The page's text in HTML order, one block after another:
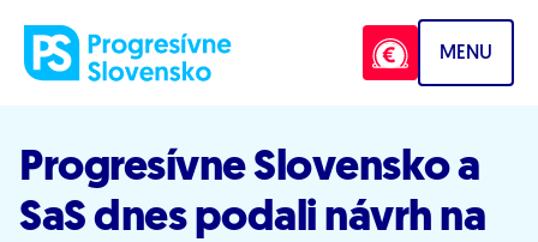
MENU
Progresívne Slovensko a
SaS dnes podali návrh na